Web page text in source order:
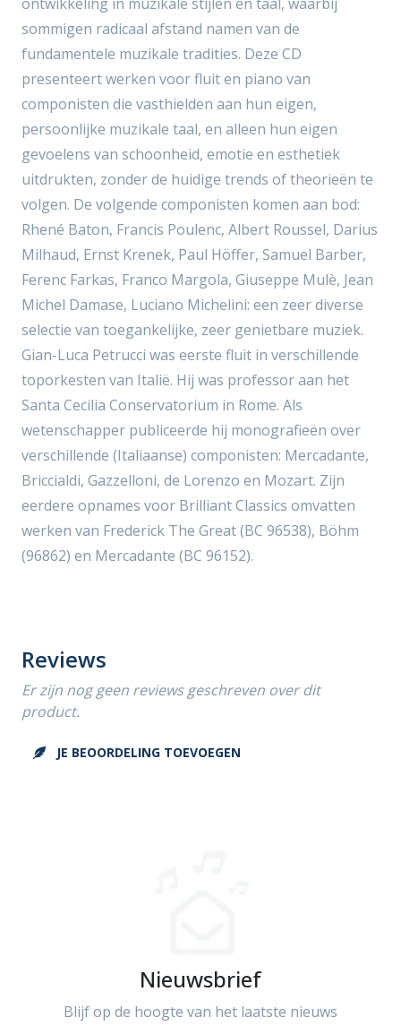
sommigen radicaal afstand namen van de
fundamentele muzikale tradities. Deze CD
presenteert werken voor fluit en piano van
componisten die vasthielden aan hun eigen,
persoonlijke muzikale taal, en alleen hun eigen
gevoelens van schoonheid, emotie en esthetiek
uitdrukten, zonder de huidige trends of theorieën te
volgen. De volgende componisten komen aan bod:
Rhené Baton, Francis Poulenc, Albert Roussel, Darius
Milhaud, Ernst Krenek, Paul Höffer, Samuel Barber,
Ferenc Farkas, Franco Margola, Giuseppe Mulè, Jean
Michel Damase, Luciano Michelini: een zeer diverse
selectie van toegankelijke, zeer genietbare muziek.
Gian-Luca Petrucci was eerste fluit in verschillende
toporkesten van Italië. Hij was professor aan het
Santa Cecilia Conservatorium in Rome. Als
wetenschapper publiceerde hij monografieën over
verschillende (Italiaanse) componisten: Mercadante,
Briccialdi, Gazzelloni, de Lorenzo en Mozart. Zijn
eerdere opnames voor Brilliant Classics omvatten
werken van Frederick The Great (BC 96538), Böhm
(96862) en Mercadante (BC 96152).
Reviews
Er zijn nog geen reviews geschreven over dit
product.
JE BEOORDELING TOEVOEGEN
Nieuwsbrief
Blijf op de hoogte van het laatste nieuws